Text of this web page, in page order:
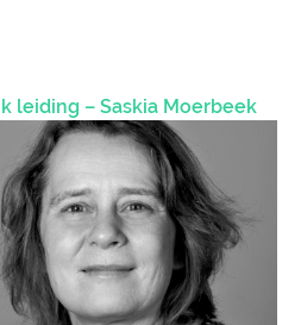
leiding – Saskia Moerbeek